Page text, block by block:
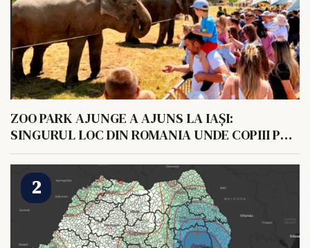
ZOO PARK AJUNGE A AJUNS LA IAȘI:
SINGURUL LOC DIN ROMANIA UNDE COPIII POT
HRANI UN ELEFANT